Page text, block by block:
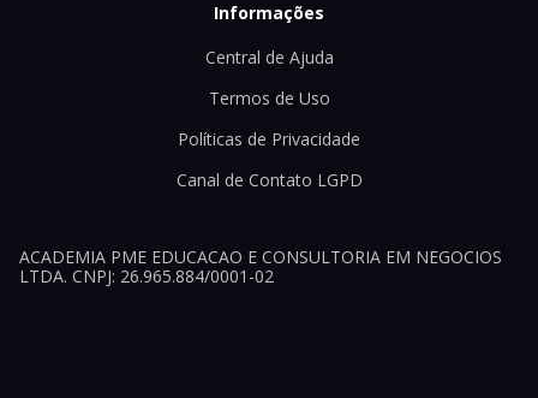
Informações
Central de Ajuda
Termos de Uso
Políticas de Privacidade
Canal de Contato LGPD
ACADEMIA PME EDUCACAO E CONSULTORIA EM NEGOCIOS
LTDA. CNPJ: 26.965.884/0001-02